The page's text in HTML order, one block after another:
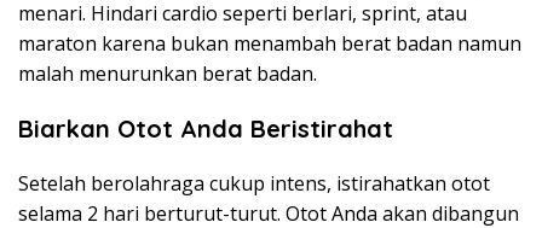
menari. Hindari cardio seperti berlari, sprint, atau
maraton karena bukan menambah berat badan namun
malah menurunkan berat badan.
Biarkan Otot Anda Beristirahat
Setelah berolahraga cukup intens, istirahatkan otot
selama 2 hari berturut-turut. Otot Anda akan dibangun